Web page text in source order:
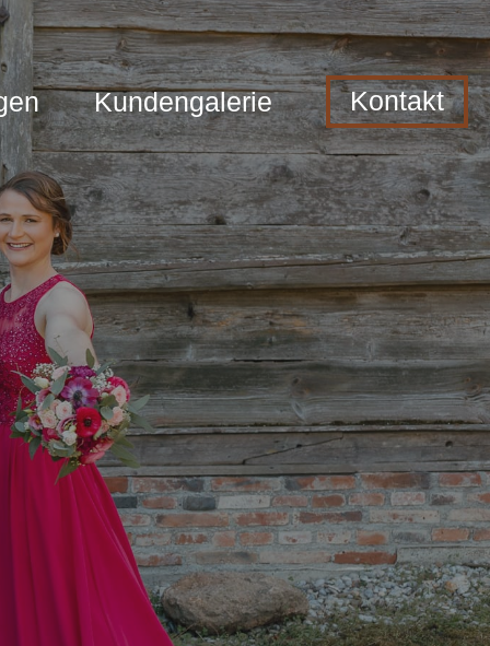
Kundengalerie Kontakt